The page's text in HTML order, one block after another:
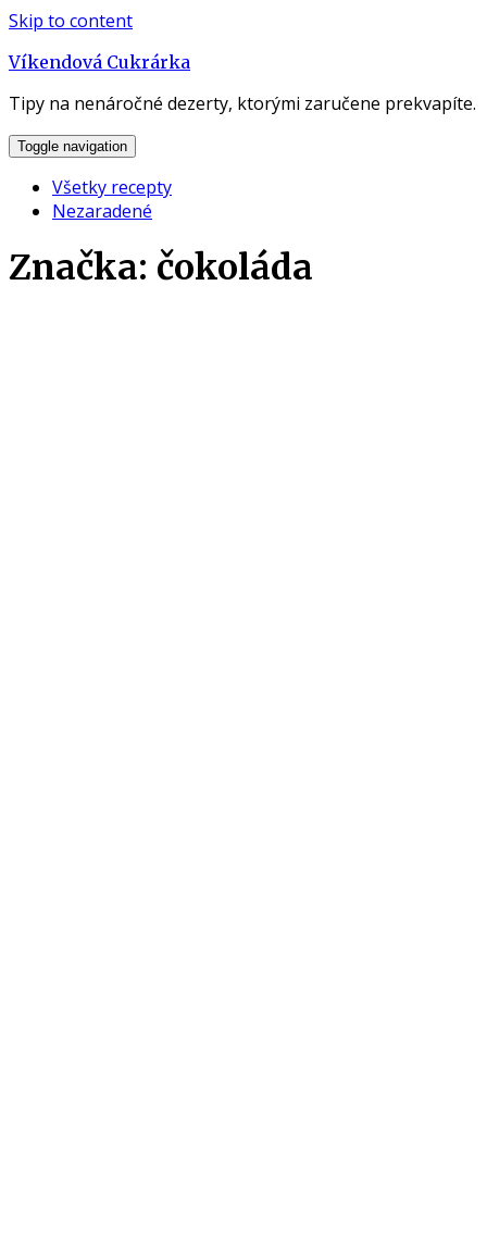
Skip to content
Víkendová Cukrárka
Tipy na nenáročné dezerty, ktorými zaručene prekvapíte.
Toggle navigation
Všetky recepty
Nezaradené
Značka: čokoláda